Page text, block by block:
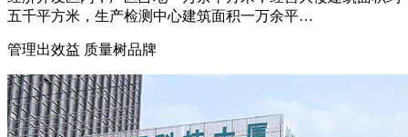
五千平方米，生产检测中心建筑面积一万余平…
管理出效益 质量树品牌